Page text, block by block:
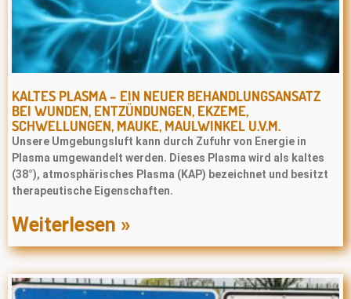
KALTES PLASMA – EIN NEUER BEHANDLUNGSANSATZ
BEI WUNDEN, ENTZÜNDUNGEN, EKZEME,
SCHWELLUNGEN, MAUKE, MAULWINKEL U.V.M.
Unsere Umgebungsluft kann durch Zufuhr von Energie in
Plasma umgewandelt werden. Dieses Plasma wird als kaltes
(38°), atmosphärisches Plasma (KAP) bezeichnet und besitzt
therapeutische Eigenschaften.
Weiterlesen »